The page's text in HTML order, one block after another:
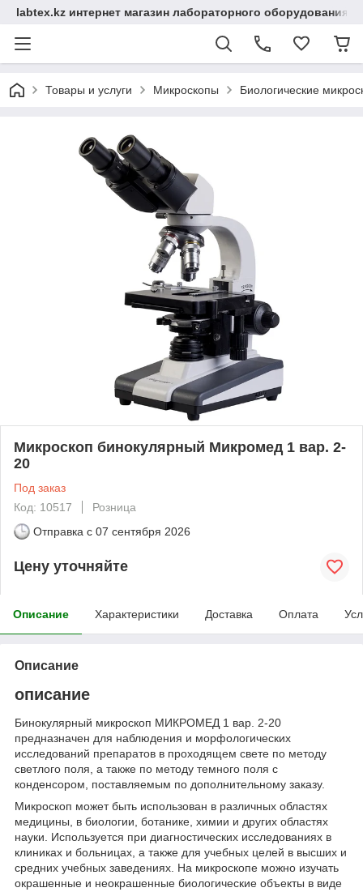
labtex.kz интернет магазин лабораторного оборудования
Товары и услуги Микроскопы Биологические
Микроскоп бинокулярный Микромед 1 вар. 2-
20
Под заказ
Код: 10517
Розница
Отправка с 07 сентября 2026
Цену уточняйте
Описание Характеристики Доставка Оплата
Описание
описание
Бинокулярный микроскоп МИКРОМЕД 1 вар. 2-20
предназначен для наблюдения и морфологических
исследований препаратов в проходящем свете по методу
светлого поля, а также по методу темного поля с
конденсором, поставляемым по дополнительному заказу.
Микроскоп может быть использован в различных областях
медицины, в биологии, ботанике, химии и других областях
науки. Используется при диагностических исследованиях в
клиниках и больницах, а также для учебных целей в высших и
средних учебных заведениях. На микроскопе можно изучать
окрашенные и неокрашенные биологические объекты в виде